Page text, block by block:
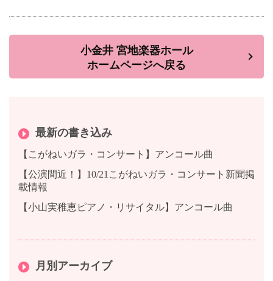
小金井 宮地楽器ホール
ホームページへ戻る
最新の書き込み
【こがねいガラ・コンサート】アンコール曲
【公演間近！】10/21こがねいガラ・コンサート新聞掲
載情報
【小山実稚恵ピアノ・リサイタル】アンコール曲
月別アーカイブ